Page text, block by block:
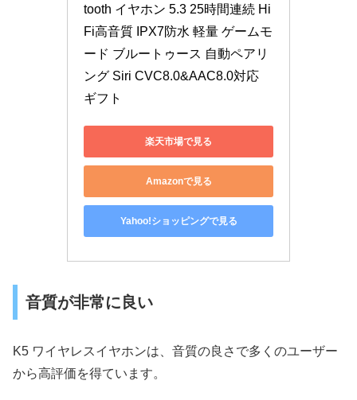
tooth イヤホン 5.3 25時間連続 Hi
Fi高音質 IPX7防水 軽量 ゲームモ
ード ブルートゥース 自動ペアリ
ング Siri CVC8.0&AAC8.0対応
ギフト
楽天市場で見る
Amazonで見る
Yahoo!ショッピングで見る
音質が非常に良い
K5 ワイヤレスイヤホンは、音質の良さで多くのユーザー
から高評価を得ています。